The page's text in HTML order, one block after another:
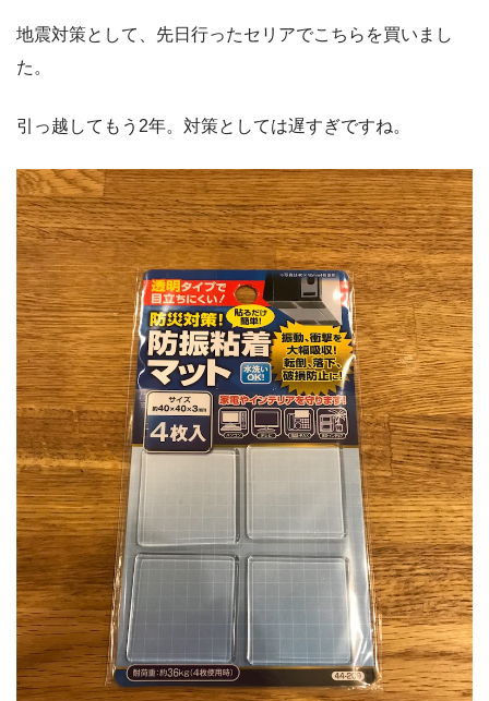
地震対策として、先日行ったセリアでこちらを買いまし
た。
引っ越してもう2年。対策としては遅すぎですね。